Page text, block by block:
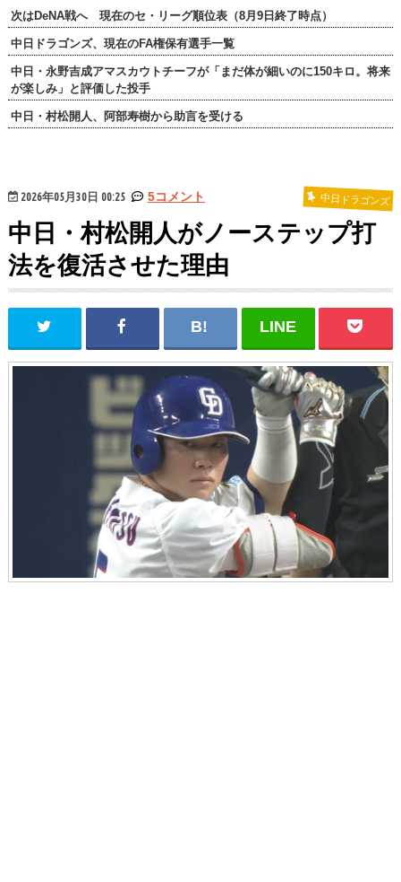
次はDeNA戦へ 現在のセ・リーグ順位表（8月9日終了時点）
中日ドラゴンズ、現在のFA権保有選手一覧
中日・永野吉成アマスカウトチーフが「まだ体が細いのに150キロ。将来
が楽しみ」と評価した投手
中日・村松開人、阿部寿樹から助言を受ける
2026年05月30日 00:25 5コメント 中日ドラゴンズ
中日・村松開人がノーステップ打
法を復活させた理由